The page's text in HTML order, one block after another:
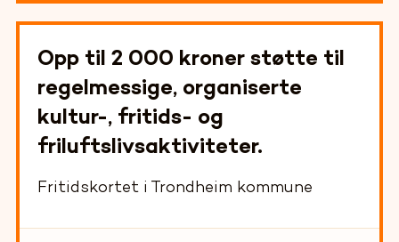
Opp til 2 000 kroner støtte til
regelmessige, organiserte
kultur-, fritids- og
friluftslivsaktiviteter.
Fritidskortet i Trondheim kommune